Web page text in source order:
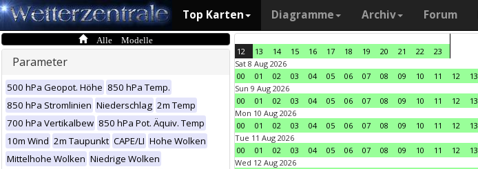
Top Karten Diagramme Archiv Forum
Alle Modelle
Parameter
500 hPa Geopot. Höhe 850 hPa Temp.
850 hPa Stromlinien Niederschlag 2m Temp
700 hPa Vertikalbew 850 hPa Pot. Äquiv. Temp
10m Wind 2m Taupunkt CAPE/LI Hohe Wolken
Mittelhohe Wolken Niedrige Wolken
12 13 14 15 16 17 18 19 20 21 22
23
Sat 8 Aug 2026
00
01 02 03 04 05 06 07 08 09 10 11 12 13
Sun 9 Aug 2026
00
01 02 03 04 05 06 07 08 09 10 11 12 13
Mon 10 Aug 2026
00
01 02 03 04 05 06 07 08 09 10 11 12 13
Tue 11 Aug 2026
00
01 02 03 04 05 06 07 08 09 10 11 12 13
Wed 12 Aug 2026